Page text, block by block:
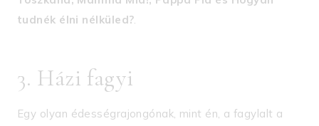
tudnék élni nélküled?.
3. Házi fagyi
Egy olyan édességrajongónak, mint én, a fagylalt a